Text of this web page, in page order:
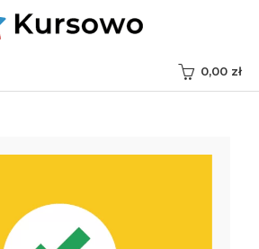
0,00 zł